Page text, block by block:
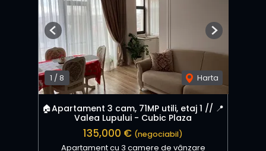
1 /8 Harta
Previous Next
🏠Apartament 3 cam, 71MP utili, etaj 1 // 📍
Valea Lupului - Cubic Plaza
135,000 € (negociabil)
Apartament cu 3 camere de vânzare